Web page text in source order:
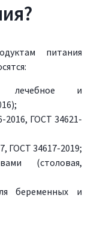
питания
лечебное и
2016, ГОСТ 34621-
ГОСТ 34617-2019;
(столовая,
беременных и